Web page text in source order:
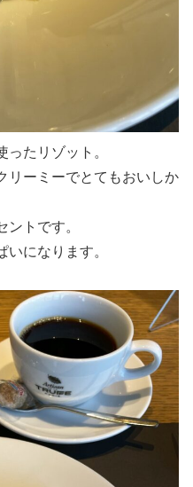
たリゾット。
リーミーでとてもおいしか
トです。
になります。